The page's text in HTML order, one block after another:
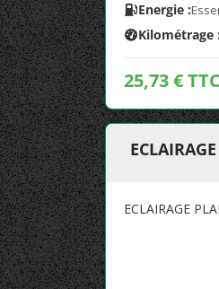
Energie :
Kilométrage :
25,73 € TTC
ECLAIRAGE